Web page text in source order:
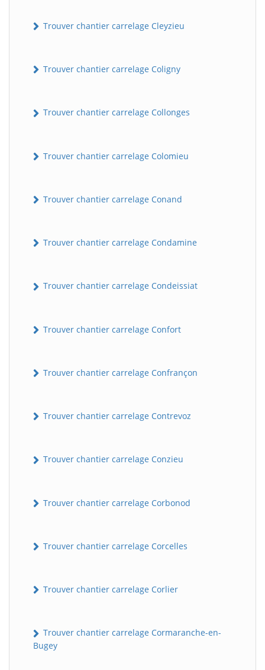
Trouver chantier carrelage Cleyzieu
Trouver chantier carrelage Coligny
Trouver chantier carrelage Collonges
Trouver chantier carrelage Colomieu
Trouver chantier carrelage Conand
Trouver chantier carrelage Condamine
Trouver chantier carrelage Condeissiat
Trouver chantier carrelage Confort
Trouver chantier carrelage Confrançon
Trouver chantier carrelage Contrevoz
Trouver chantier carrelage Conzieu
Trouver chantier carrelage Corbonod
Trouver chantier carrelage Corcelles
Trouver chantier carrelage Corlier
Trouver chantier carrelage Cormaranche-en-
Bugey
B BatiWebPro